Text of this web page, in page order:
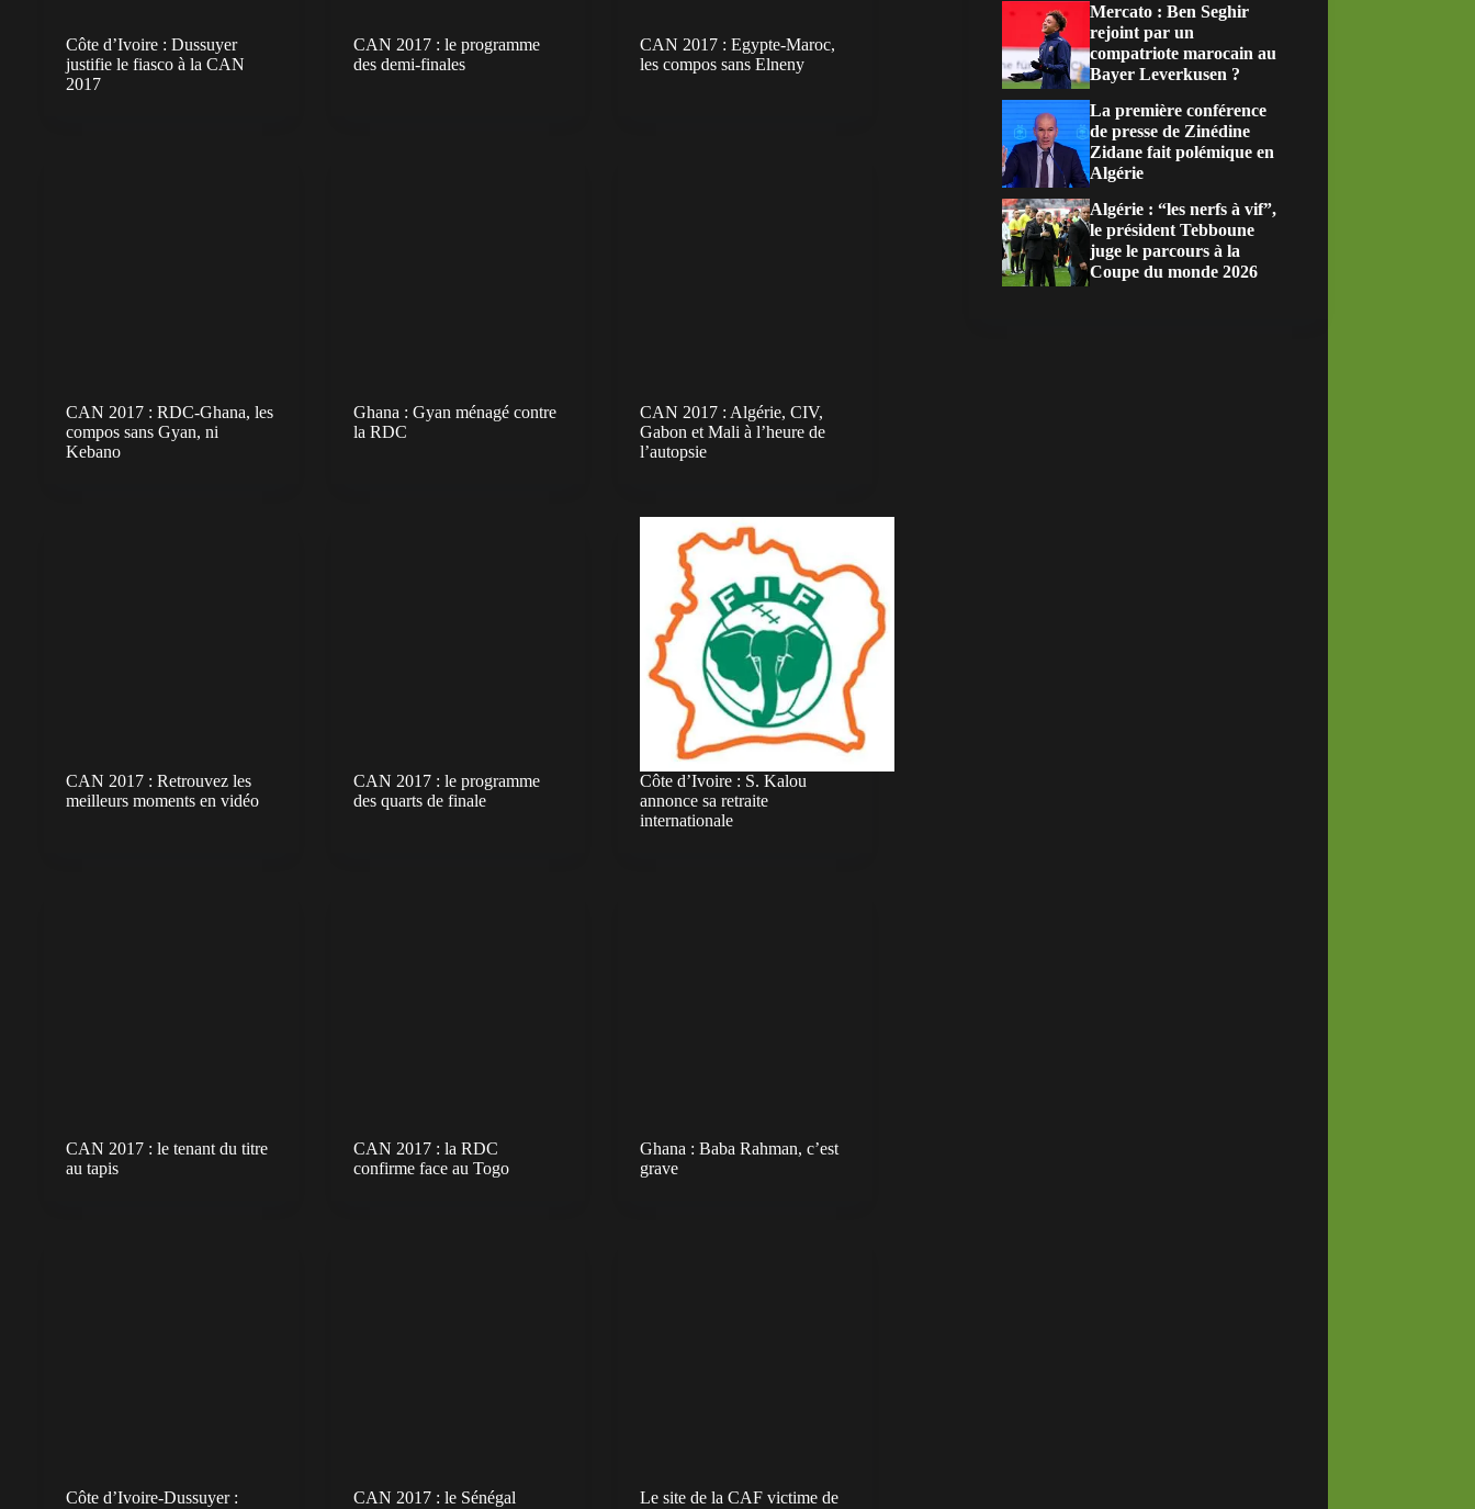
Côte d’Ivoire : Dussuyer
justifie le fiasco à la CAN
2017
CAN 2017 : le programme
des demi-finales
CAN 2017 : Egypte-Maroc,
les compos sans Elneny
CAN 2017 : RDC-Ghana, les
compos sans Gyan, ni
Kebano
Ghana : Gyan ménagé contre
la RDC
CAN 2017 : Algérie, CIV,
Gabon et Mali à l’heure de
l’autopsie
CAN 2017 : Retrouvez les
meilleurs moments en vidéo
CAN 2017 : le programme
des quarts de finale
Côte d’Ivoire : S. Kalou
annonce sa retraite
internationale
CAN 2017 : le tenant du titre
au tapis
CAN 2017 : la RDC
confirme face au Togo
Ghana : Baba Rahman, c’est
grave
Côte d’Ivoire-Dussuyer :
CAN 2017 : le Sénégal
Le site de la CAF victime de
Mercato : Ben Seghir
rejoint par un
compatriote marocain au
Bayer Leverkusen ?
La première conférence
de presse de Zinédine
Zidane fait polémique en
Algérie
Algérie : “les nerfs à vif”,
le président Tebboune
juge le parcours à la
Coupe du monde 2026